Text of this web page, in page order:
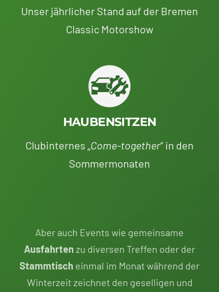
Unser jährlicher Stand auf der Bremen
Classic Motorshow
HAUBENSITZEN
Clubinternes „ Come-together“ in den
Sommermonaten
Aber auch Events wie gemeinsame
Ausfahrten zu diversen Treffen oder der
Stammtisch einmal im Monat während der
Winterzeit zeichnet den geselligen und